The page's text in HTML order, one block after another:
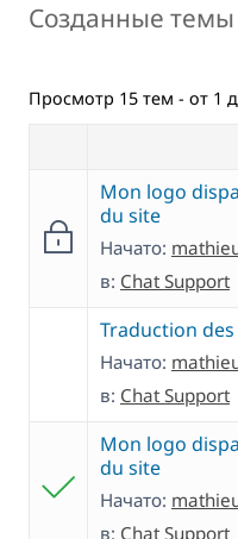
Созданные
Просмотр 15 тем - от 1
Mon logo
du site
Начато:
в: Chat Support
Traduction des
Начато:
в: Chat Support
Mon logo
du site
Начато:
в: Chat Support